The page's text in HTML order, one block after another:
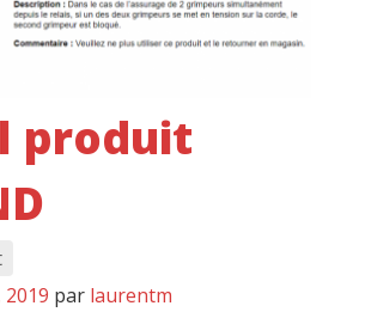
produit
par laurentm